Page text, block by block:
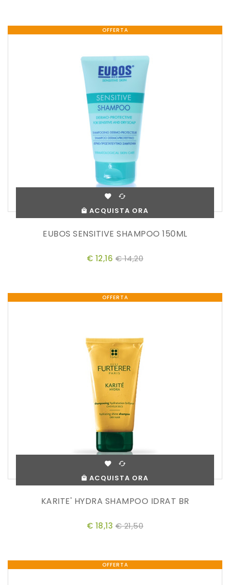
OFFERTA
ACQUISTA ORA
EUBOS SENSITIVE SHAMPOO 150ML
€ 12,16 € 14,20
OFFERTA
ACQUISTA ORA
KARITE' HYDRA SHAMPOO IDRAT BR
€ 18,13 € 21,50
OFFERTA